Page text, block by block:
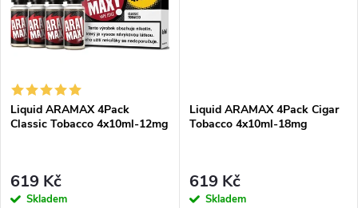
ů
Liquid ARAMAX 4Pack
Classic Tobacco 4x10ml-12mg
619 Kč
Skladem
Liquid ARAMAX 4Pack Cigar
Tobacco 4x10ml-18mg
619 Kč
Skladem